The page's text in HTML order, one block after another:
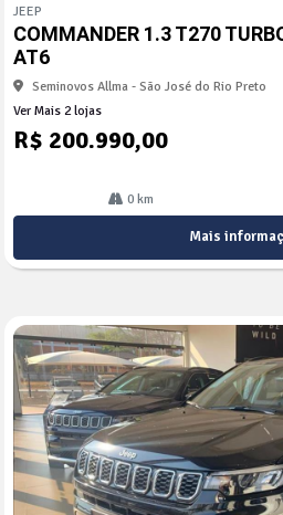
arti
lhe
JEEP
COMMANDER 1.3 T270
AT6
Seminovos Allma - São José do Rio Preto
Ver Mais 2 lojas
R$ 200.990,00
0 km
Mais